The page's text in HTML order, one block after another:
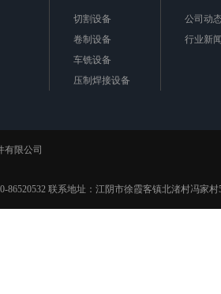
切割设备
卷制设备
车铣设备
压制焊接设备
公司动
行业新
有限公司
86520532 联系地址：江阴市徐霞客镇北渚村冯家村